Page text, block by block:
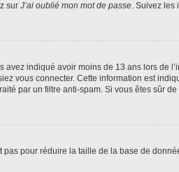
sur J’ai oublié mon mot de passe. Suivez les
indiqué avoir moins de 13 ans lors de
vous connecter. Cette information est
par un filtre anti-spam. Si vous êtes sûr
pour réduire la taille de la base de